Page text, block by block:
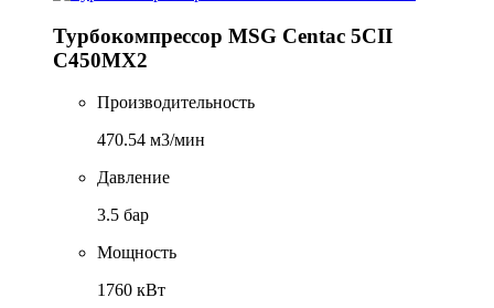
Турбокомпрессор MSG Centac 5CII
C450MX2
Производительность
470.54 м3/мин
Давление
3.5 бар
Мощность
1760 кВт